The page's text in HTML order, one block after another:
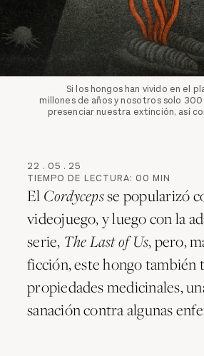
Si los hongos han vivido en el
millones de años y nosotros solo
presenciar nuestra extinción, así
22 . 05 . 25
TIEMPO DE LECTURA: 00 MIN
El Cordycepsse popularizó
videojuego, y luego con la
serie, The Last of Us, pero,
ficción, este hongo también
propiedades medicinales,
sanación contra algunas